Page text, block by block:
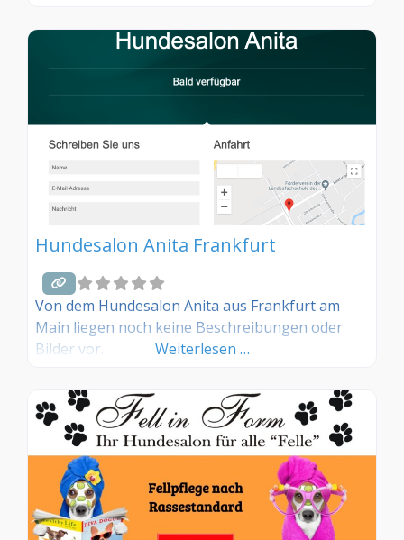
Hundesalon Anita Frankfurt
Von dem Hundesalon Anita aus Frankfurt am
Main liegen noch keine Beschreibungen oder
Bilder vor.
Weiterlesen …